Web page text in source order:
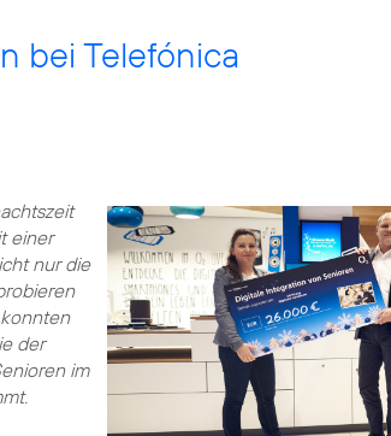
bei Telefónica
einer
nur die
der
im